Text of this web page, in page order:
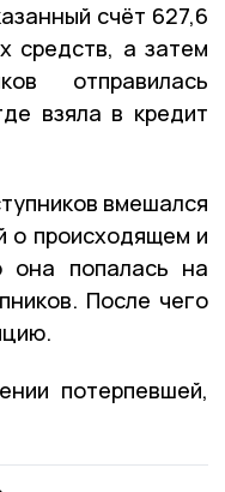
счёт 627,6
средств, а затем
отправилась
взяла в кредит
вмешался
о происходящем и
она попалась на
После чего
потерпевшей,